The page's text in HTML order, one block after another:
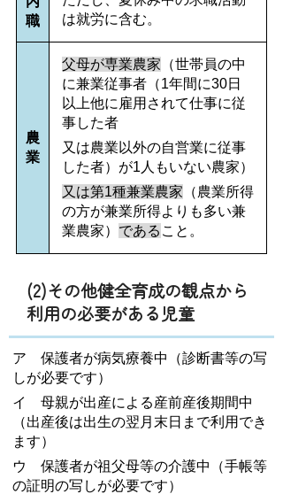
職
は就労に含む。
農
業
父母が専業農家 （世帯員の中
に兼業従事者（1年間に30日
以上他に雇用されて仕事に従
事した者
又は農業以外の自営業に従事
した者）が1人もいない農家）
又は第1種兼業農家 （農業所得
の方が兼業所得よりも多い兼
業農家） である こと。
(2)その他健全育成の観点から
利用の必要がある児童
ア 保護者が病気療養中（診断書等の写
しが必要です）
イ 母親が出産による産前産後期間中
（出産後は出生の翌月末日まで利用でき
ます）
ウ 保護者が祖父母等の介護中（手帳等
の証明の写しが必要です）